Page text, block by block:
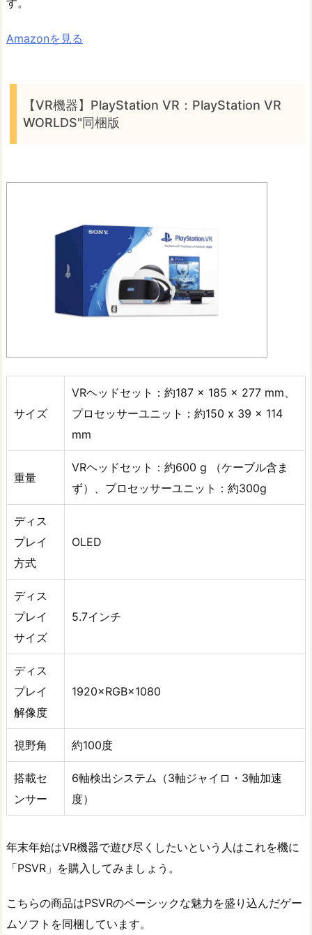
す。
Amazonを見る
【VR機器】PlayStation VR：PlayStation VR
WORLDS"同梱版
サイズ
VRヘッドセット：約187 × 185 × 277 mm、
プロセッサーユニット：約150 x 39 × 114
mm
重量
VRヘッドセット：約600 g （ケーブル含ま
ず）、プロセッサーユニット：約300g
ディス
プレイ
方式
OLED
ディス
プレイ
サイズ
5.7インチ
ディス
プレイ
解像度
1920×RGB×1080
視野角 約100度
搭載セ
ンサー
6軸検出システム（3軸ジャイロ・3軸加速
度）
年末年始はVR機器で遊び尽くしたいという人はこれを機に
「PSVR」を購入してみましょう。
こちらの商品はPSVRのベーシックな魅力を盛り込んだゲー
ムソフトを同梱しています。